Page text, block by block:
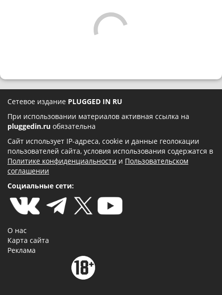
Сетевое издание PLUGGED IN RU
При использовании материалов активная ссылка на
pluggedin.ru обязательна
Сайт использует IP-адреса, cookie и данные геолокации
пользователей сайта, условия использования содержатся в
Политике конфиденциальности и Пользовательском
соглашении
Социальные сети:
О нас
Карта сайта
Реклама